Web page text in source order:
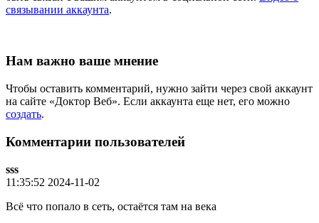
связывании аккаунта.
Нам важно ваше мнение
Чтобы оставить комментарий, нужно зайти через свой аккаунт
на сайте «Доктор Веб». Если аккаунта еще нет, его можно
создать.
Комментарии пользователей
sss
11:35:52 2024-11-02
Всё что попало в сеть, остаётся там на века